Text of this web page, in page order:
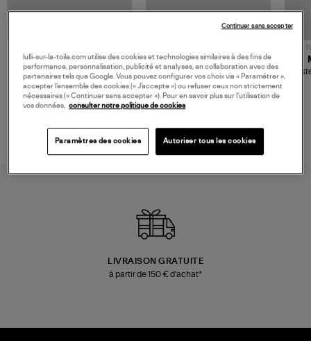
480,00 €
JEROME DREYFUSS
Sac Bobi S Cuir Lamé
Champagne
189,00 €
TORAL
Mocassins Killian Sport
Mousse
LIVRAISON GRATUITE
à partir de 150 € d'achat*
lulli-sur-la-toile.com utilise des cookies et technologies similaires à des fins de
performance, personnalisation, publicité et analyses, en collaboration avec des
partenaires tels que Google. Vous pouvez configurer vos choix via « Paramétrer »,
accepter l’ensemble des cookies (« J’accepte ») ou refuser ceux non strictement
nécessaires (« Continuer sans accepter »). Pour en savoir plus sur l’utilisation de
vos données,
consulter notre politique de cookies
Paramètres des cookies Autoriser tous les cookies
Continuer sans accepter